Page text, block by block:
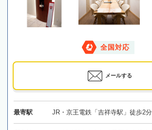
全国対応
メールする
最寄駅 JR・京王電鉄「吉祥寺駅」徒歩2分